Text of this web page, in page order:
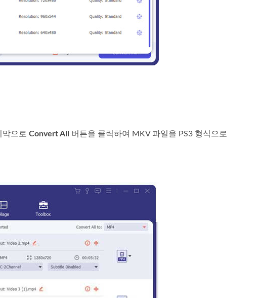
막으로 Convert All
버튼을 클릭하여 MKV 파일을 PS3 형식으로